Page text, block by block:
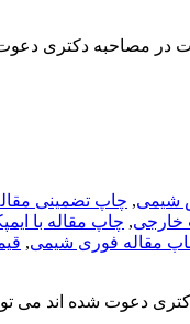
در مصاحبه دکتری
شیمی, چاپ تضمینی
, چاپ مقاله با
مقاله فوری شیمی,
دعوت شده اند می